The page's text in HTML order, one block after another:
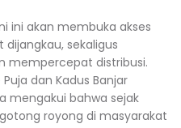
ini akan membuka akses
sekaligus
mempercepat distribusi.
dan Kadus Banjar
mengakui bahwa sejak
royong di masyarakat